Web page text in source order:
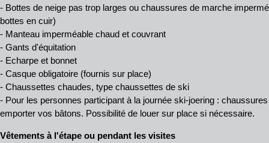
- Bottes de neige pas trop larges ou chaussures de marche
bottes en cuir)
- Manteau imperméable chaud et couvrant
- Gants d'équitation
- Echarpe et bonnet
- Casque obligatoire (fournis sur place)
- Chaussettes chaudes, type chaussettes de ski
- Pour les personnes participant à la journée ski-joering :
emporter vos bâtons. Possibilité de louer sur place si nécessaire.
Vêtements à l'étape ou pendant les visites